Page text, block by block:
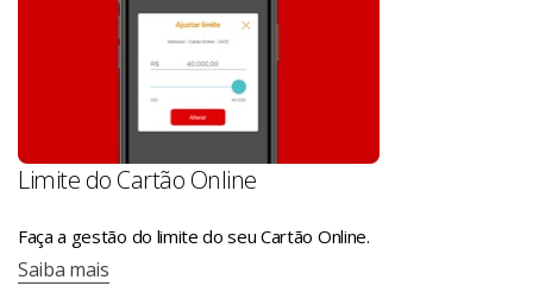
Limite do Cartão Online
Faça a gestão do limite do seu Cartão Online.
Saiba mais